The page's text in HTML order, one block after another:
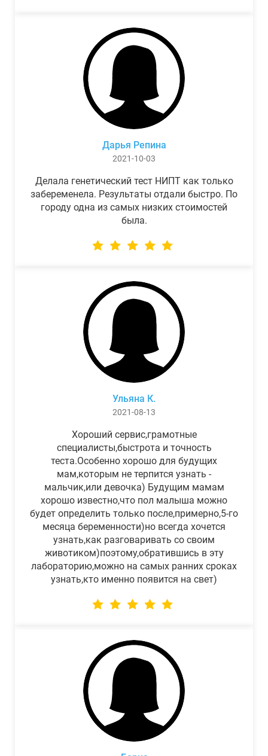
Дарья Репина
2021-10-03
Делала генетический тест НИПТ как только
забеременела. Результаты отдали быстро. По
городу одна из самых низких стоимостей
была.
Ульяна К.
2021-08-13
Хороший сервис,грамотные
специалисты,быстрота и точность
теста.Особенно хорошо для будущих
мам,которым не терпится узнать -
мальчик,или девочка) Будущим мамам
хорошо известно,что пол малыша можно
будет определить только после,примерно,5-го
месяца беременности)но всегда хочется
узнать,как разговаривать со своим
животиком)поэтому,обратившись в эту
лабораторию,можно на самых ранних сроках
узнать,кто именно появится на свет)